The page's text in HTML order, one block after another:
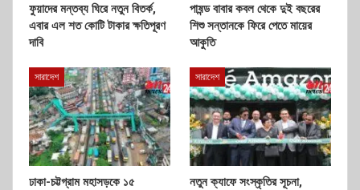
ফুয়াদের মন্তব্য ঘিরে নতুন বিতর্ক,
এবার এল শত কোটি টাকার ক্ষতিপূরণ
দাবি
পাষন্ড বাবার কবল থেকে দুই বছরের
শিশু সন্তানকে ফিরে পেতে মায়ের
আকুতি
সারাদেশ
ঢাকা-চট্টগ্রাম মহাসড়কে ১৫
সারাদেশ
নতুন ক্যাফে সংস্কৃতির সূচনা,